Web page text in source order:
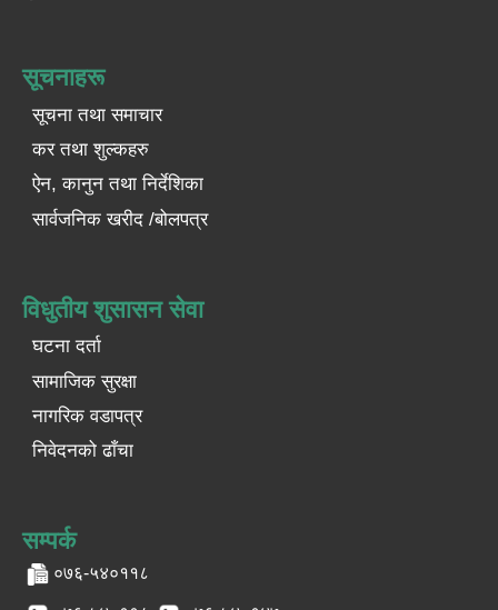
सूचनाहरू
सूचना तथा समाचार
कर तथा शुल्कहरु
ऐन, कानुन तथा निर्देशिका
सार्वजनिक खरीद /बोलपत्र
विधुतीय शुसासन सेवा
घटना दर्ता
सामाजिक सुरक्षा
नागरिक वडापत्र
निवेदनको ढाँचा
सम्पर्क
०७६-५४०११८